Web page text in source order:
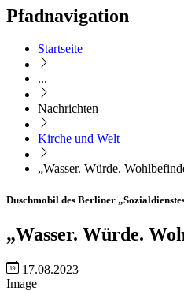
Pfadnavigation
Startseite
...
Nachrichten
Kirche und Welt
„Wasser. Würde.
Duschmobil des Berliner
„Wasser. Würde.
17.08.2023
Image